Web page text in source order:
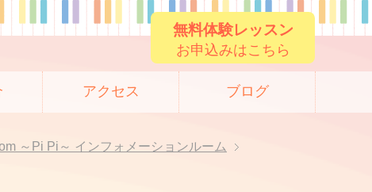
無料体験レッスン
お申込みはこちら
アクセス ブログ
～Pi Pi～ インフォメーションルーム